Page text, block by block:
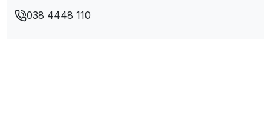
Xã Tử Nê
038 4448 110